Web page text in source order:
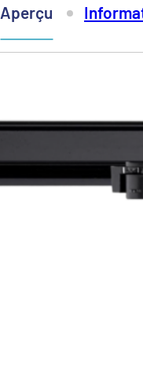
Aperçu